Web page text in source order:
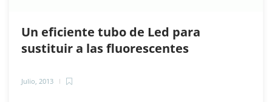
Un eficiente tubo de Led para
sustituir a las fluorescentes
Julio, 2013